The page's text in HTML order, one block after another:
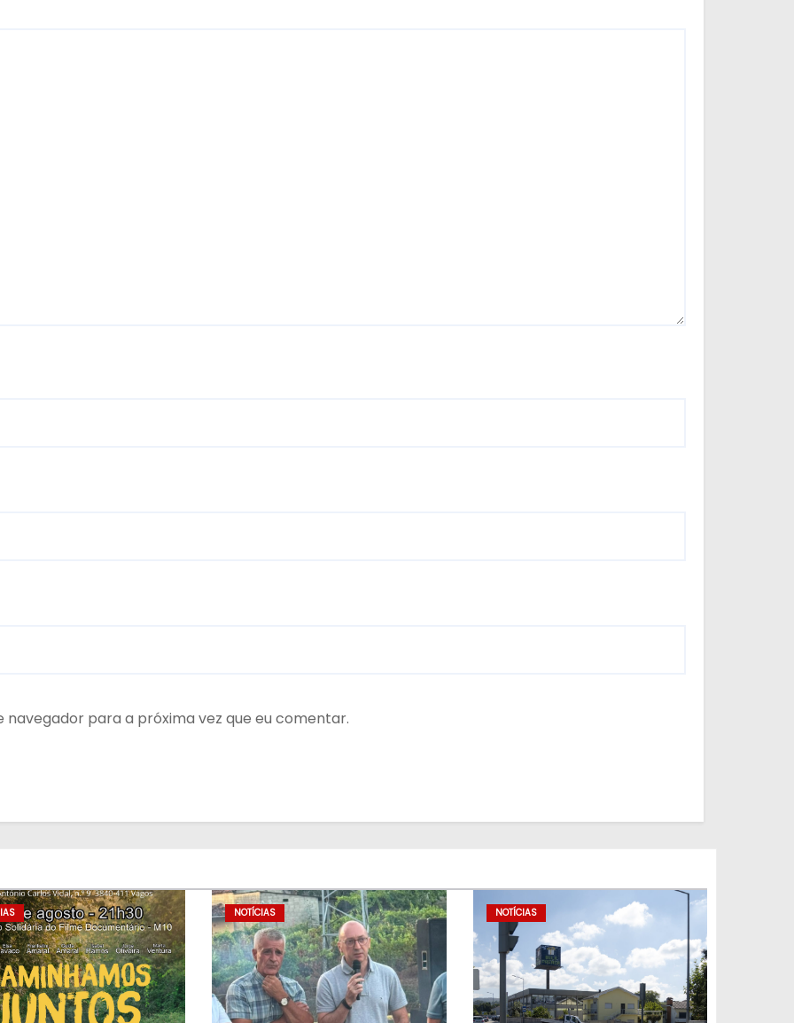
para a próxima vez que eu comentar.
NOTÍCIAS NOTÍCIAS